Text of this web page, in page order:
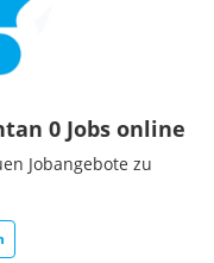
0 Jobs online
Jobangebote zu